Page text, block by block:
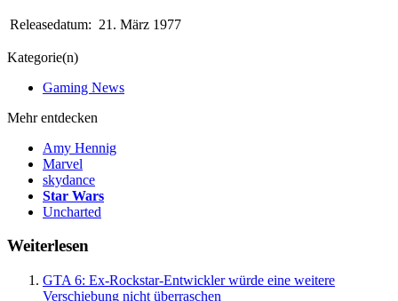
Releasedatum: 21. März 1977
Kategorie(n)
Gaming News
Mehr entdecken
Amy Hennig
Marvel
skydance
Star Wars
Uncharted
Weiterlesen
GTA 6: Ex-Rockstar-Entwickler würde eine weitere
Verschiebung nicht überraschen